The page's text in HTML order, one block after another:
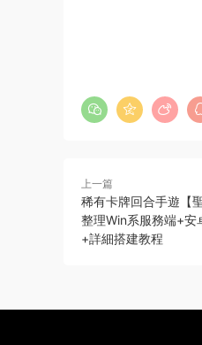
上一篇
稀有卡牌回合手遊【
整理Win系服務端+安
+詳細搭建教程